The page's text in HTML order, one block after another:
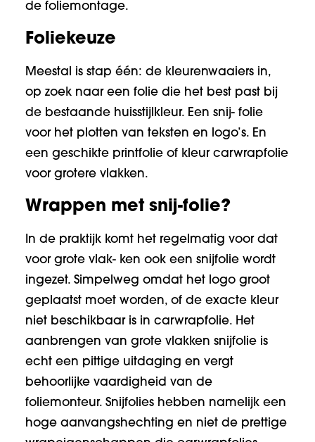
de foliemontage.
Foliekeuze
Meestal is stap één: de kleurenwaaiers in,
op zoek naar een folie die het best past bij
de bestaande huisstijlkleur. Een snij- folie
voor het plotten van teksten en logo’s. En
een geschikte printfolie of kleur carwrapfolie
voor grotere vlakken.
Wrappen met snij-folie?
In de praktijk komt het regelmatig voor dat
voor grote vlak- ken ook een snijfolie wordt
ingezet. Simpelweg omdat het logo groot
geplaatst moet worden, of de exacte kleur
niet beschikbaar is in carwrapfolie. Het
aanbrengen van grote vlakken snijfolie is
echt een pittige uitdaging en vergt
behoorlijke vaardigheid van de
foliemonteur. Snijfolies hebben namelijk een
hoge aanvangshechting en niet de prettige